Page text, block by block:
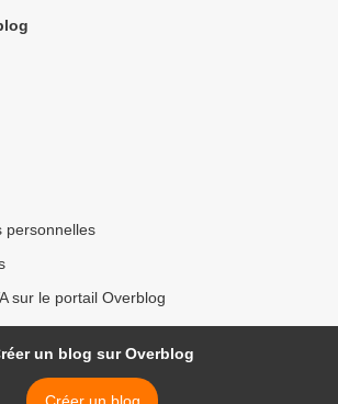
personnelles
sur le portail Overblog
un blog sur Overblog